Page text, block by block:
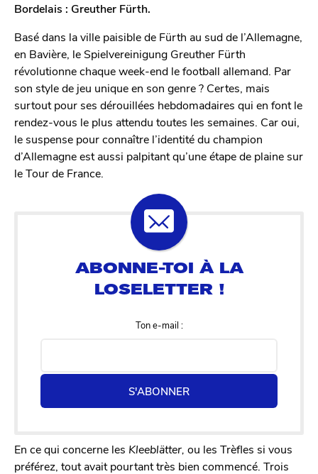
Bordelais : Greuther Fürth.
Basé dans la ville paisible de Fürth au sud de l’Allemagne,
en Bavière, le Spielvereinigung Greuther Fürth
révolutionne chaque week-end le football allemand. Par
son style de jeu unique en son genre ? Certes, mais
surtout pour ses dérouillées hebdomadaires qui en font le
rendez-vous le plus attendu toutes les semaines. Car oui,
le suspense pour connaître l’identité du champion
d’Allemagne est aussi palpitant qu’une étape de plaine sur
le Tour de France.
Ton e-mail :
S'ABONNER
En ce qui concerne les Kleeblätter, ou les Trèfles si vous
préférez, tout avait pourtant très bien commencé. Trois